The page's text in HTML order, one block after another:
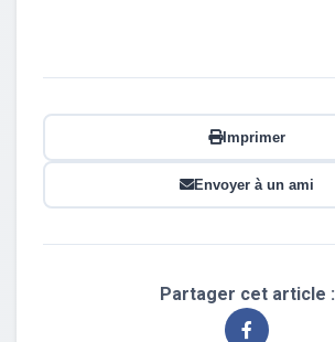
Imprimer
Envoyer à un ami
Partager cet article :